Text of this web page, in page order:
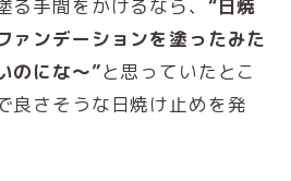
手間をかけるなら、 “日焼
ァンデーションを塗ったみた
のにな～”と思っていたとこ
良さそうな日焼け止めを発